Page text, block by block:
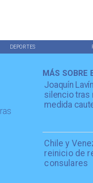
DEPORTES
Joaquín
silencio tras
medida
Chile y
reinicio de
consulares
MÁS SOBRE